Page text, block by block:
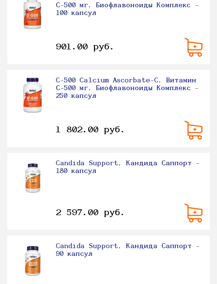
С-500 мг, Биофлавоноиды Комплекс -
100 капсул
901.00 руб.
C-500 Calcium Ascorbate-C, Витамин
С-500 мг, Биофлавоноиды Комплекс -
250 капсул
1 802.00 руб.
Candida Support, Кандида Саппорт -
180 капсул
2 597.00 руб.
Candida Support, Кандида Саппорт -
90 капсул